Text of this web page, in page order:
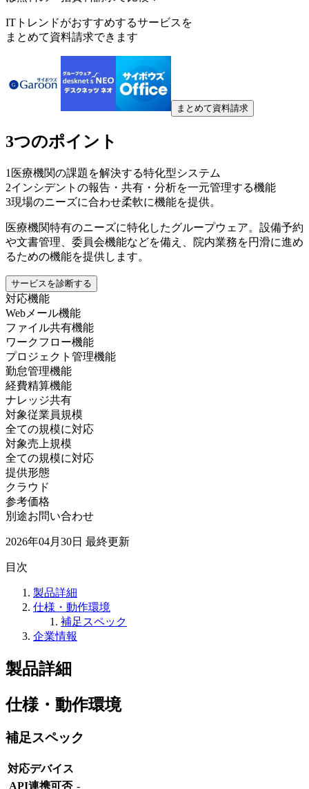
ITトレンドがおすすめするサービスを
まとめて資料請求できます
まとめて資料請求
3つのポイント
1 医療機関の課題を解決する特化型システム
2インシデントの報告・共有・分析を一元管理する機能
3現場のニーズに合わせ柔軟に機能を提供。
医療機関特有のニーズに特化したグループウェア。設備予約
や文書管理、委員会機能などを備え、院内業務を円滑に進め
るための機能を提供します。
サービスを診断する
対応機能
Webメール機能
ファイル共有機能
ワークフロー機能
プロジェクト管理機能
勤怠管理機能
経費精算機能
ナレッジ共有
対象従業員規模
全ての規模に対応
対象売上規模
全ての規模に対応
提供形態
クラウド
参考価格
別途お問い合わせ
2026年04月30日 最終更新
目次
製品詳細
仕様・動作環境
補足スペック
企業情報
製品詳細
仕様・動作環境
補足スペック
対応デバイス
API連携可否 -